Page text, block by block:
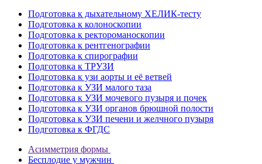
Подготовка к дыхательному ХЕЛИК-тесту
Подготовка к колоноскопии
Подготовка к ректороманоскопии
Подготовка к рентгенографии
Подготовка к спирографии
Подготовка к ТРУЗИ
Подготовка к узи аорты и её ветвей
Подготовка к УЗИ малого таза
Подготовка к УЗИ мочевого пузыря и почек
Подготовка к УЗИ органов брюшной полости
Подготовка к УЗИ печени и желчного пузыря
Подготовка к ФГДС
Асимметрия формы
Бесплодие у мужчин